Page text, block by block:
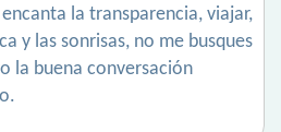
la transparencia, viajar,
y las sonrisas, no me busques
la buena conversación